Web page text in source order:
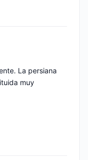
La persiana
muy